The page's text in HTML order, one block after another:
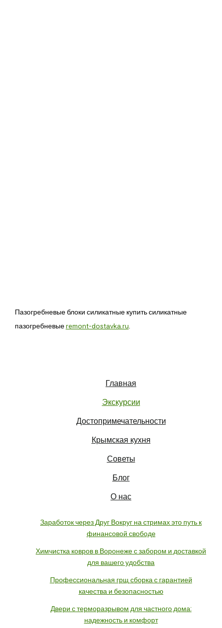
Пазогребневые блоки силикатные купить силикатные
пазогребневыеremont-dostavka.ru
Главная
Экскурсии
Достопримечательности
Крымская кухня
Советы
Блог
О нас
Заработок через Друг Вокруг на стримах это путь к
финансовой свободе
Химчистка ковров в Воронеже с забором и доставкой
для вашего удобства
Профессиональная грщ сборка с гарантией
качества и безопасностью
Двери с терморазрывом для частного дома:
надежность и комфорт